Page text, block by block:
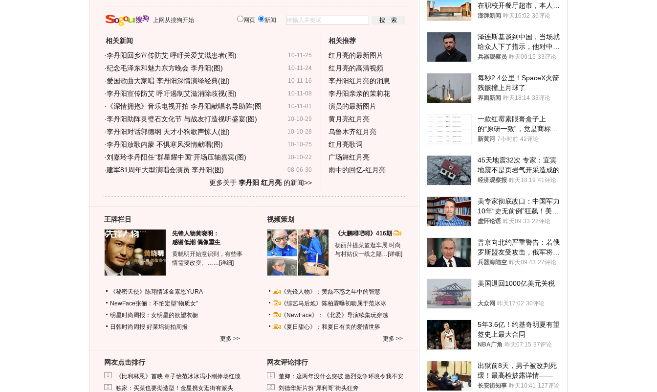
上网从搜狗开始 网页 新闻
相关新闻
10-11-25
·李丹阳回乡宣传防艾 呼吁关爱艾滋患者(图)
10-11-24
·纪念毛泽东和魅力东方晚会 李丹阳(图)
10-11-16
·爱国歌曲大家唱 李丹阳深情演绎经典(图)
10-11-08
·李丹阳宣传防艾 呼吁遏制艾滋消除歧视(图)
10-11-01
· 《深情拥抱》音乐电视开拍 李丹阳献唱名导助阵(图
10-10-29
·李丹阳助阵灵璧石文化节 与战友打造视听盛宴(图)
10-10-28
·李丹阳对话郭德纲 天才小狗歌声惊人(图)
10-10-25
·李丹阳放歌内蒙 不惧寒风深情献唱(图)
10-10-22
·刘嘉玲李丹阳任"群星耀中国"开场压轴嘉宾(图)
08-06-30
·建军81周年大型演唱会演员:李丹阳(图)
更多关于 李丹阳 红月亮的新闻>>
相关推荐
红月亮的最新图片
红月亮的高清视频
李丹阳红月亮的消息
李丹阳亲亲的茉莉花
演员的最新图片
黄月亮红月亮
乌鲁木齐红月亮
红月亮歌词
广场舞红月亮
雨中的回忆-红月亮
王牌栏目
先锋人物黄晓明：
感谢低潮 偶像重生
黄晓明开始意识到，有些事
情需要改变。…… [详细]
《秘密天使》陈翔情迷金素恩YURA
NewFace张俪：不怕定型“物质女”
明星时尚周报：女明星的欲望衣橱
日韩时尚周报 好莱坞街拍周报
更多 >>
视频策划
《大鹏嘚吧嘚》416期
杨丽萍提菜篮逛车展 时尚
与村姑仅一线之隔… [详细]
《先锋人物》：黄磊不惑之年中的智慧
《综艺马后炮》陈柏霖曝初吻属于范冰冰
《NewFace》：《北爱》导演续集玩穿越
《夏日甜心》：和夏日有关的爱情世界
更多 >>
网友点击排行
1 《比利林恩》首映 章子怡范冰冰冯小刚捧场红毯
2 独家：买菜也要拗造型！金星携女逛街有派头
网友评论排行
1 董卿：这两年没什么突破 激烈竞争环境令我不安
2 刘德华新片扮“犀利哥”街头狂奔
在职校开餐厅超市，本人回
应称“是给别人帮忙”
澎湃新闻 昨天16:02 36评论
泽连斯基谈到中国，当场就
给众人下了指示，他对中国
和中乌关系，显然又有了新
兵器观察员 昨天09:15 33评论
每秒2.4公里！SpaceX火箭
残骸撞上月球了
界面新闻 昨天18:14 33评论
一款红霉素眼膏盒子上
的“原研一致”，竟是商标！
律师：极易误导消费者；网
新黄河 7小时前 42评论
45天地震32次 专家：宜宾
地震不是页岩气开采造成的
经济观察报 昨天18:19 41评论
美专家彻底改口：中国军力
10年“史无前例”狂飙！美军
真慌了
虚怀论语 昨天09:33 22评论
普京向北约严重警告：若俄
罗斯盟友受攻击，俄军将动
用核武器保护
兵器海陆空 昨天09:43 27评论
美国退回1000亿美元关税
大众网 昨天17:02 30评论
5年3.6亿！约基奇明夏有望
签史上最大合同
NBA广角 昨天07:15 37评论
出狱前8天，男子被改判死
缓！最高检披露详情——
长安街知事 昨天10:41 127评论